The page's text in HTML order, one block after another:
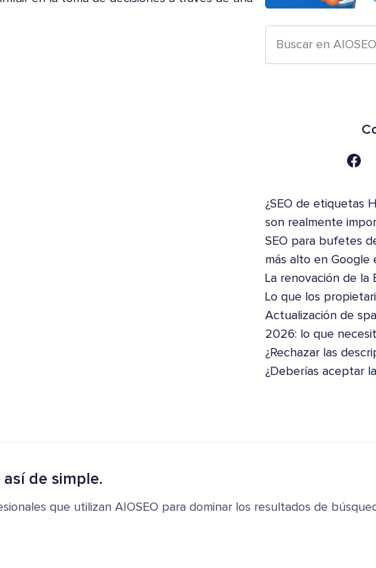
¿SEO de etiquetas
son realmente
SEO para bufetes
más alto en Google
La renovación de la
Lo que los
Actualización de
2026: lo que
¿Rechazar las
¿Deberías aceptar
de simple.
que utilizan AIOSEO para dominar los resultados de